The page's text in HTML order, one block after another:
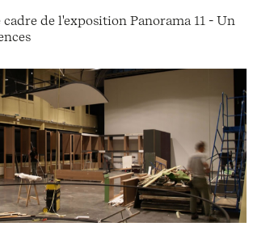
de l'exposition Panorama 11 - Un